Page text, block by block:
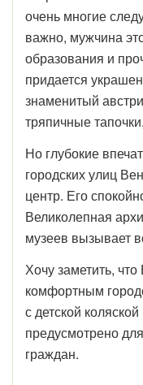
очень многие
важно, мужчина
образования и
придается
знаменитый
тряпичные
Но глубокие
городских улиц
центр. Его
Великолепная
музеев вызывает
Хочу заметить,
комфортным
с детской
предусмотрено
граждан.